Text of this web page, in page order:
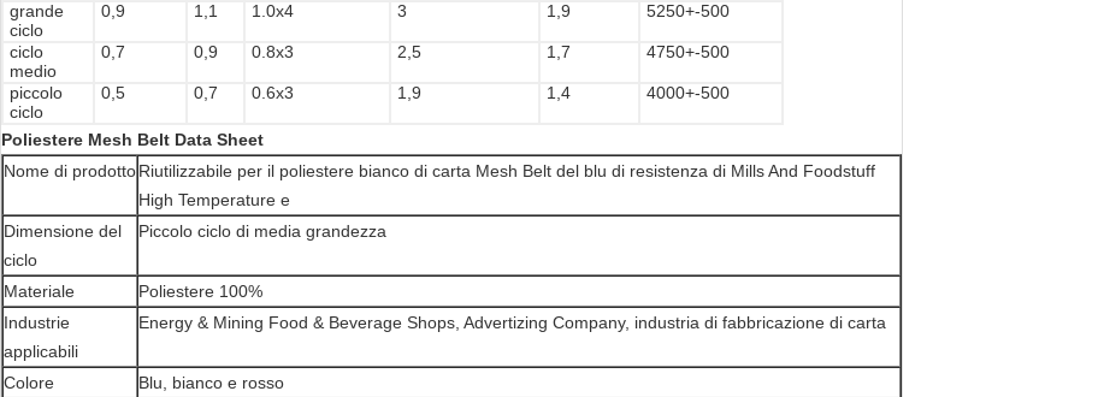
grande
ciclo
0,9 1,1 1.0x4 3 1,9 5250+-500
ciclo
medio
0,7 0,9 0.8x3 2,5 1,7 4750+-500
piccolo
ciclo
0,5 0,7 0.6x3 1,9 1,4 4000+-500
Poliestere Mesh Belt Data Sheet
Nome di prodottoRiutilizzabile per il poliestere bianco di carta Mesh Belt del blu di resistenza di Mills And Foodstuff
High Temperature e
Dimensione del
ciclo
Piccolo ciclo di media grandezza
Materiale
Poliestere 100%
Industrie
applicabili
Energy & Mining Food & Beverage Shops, Advertizing Company, industria di fabbricazione di carta
Colore
Blu, bianco e rosso